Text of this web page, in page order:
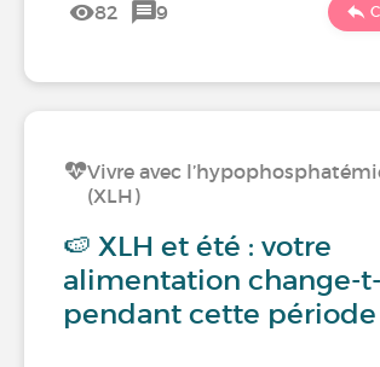
82 9
Vivre avec
(XLH)
🍉 XLH et été : votre
alimentation change-
pendant cette période